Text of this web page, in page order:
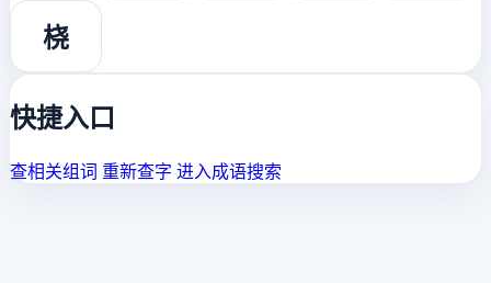
桡
快捷入口
查相关组词 重新查字 进入成语搜索